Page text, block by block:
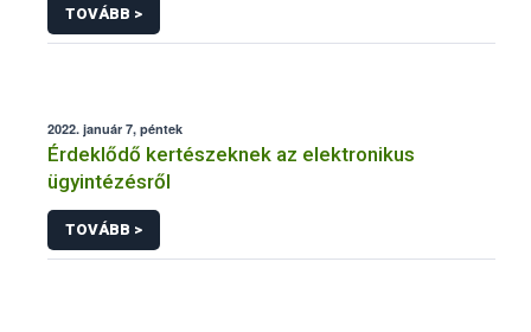
TOVÁBB >
2022. január 7, péntek
Érdeklődő kertészeknek az elektronikus
ügyintézésről
TOVÁBB >